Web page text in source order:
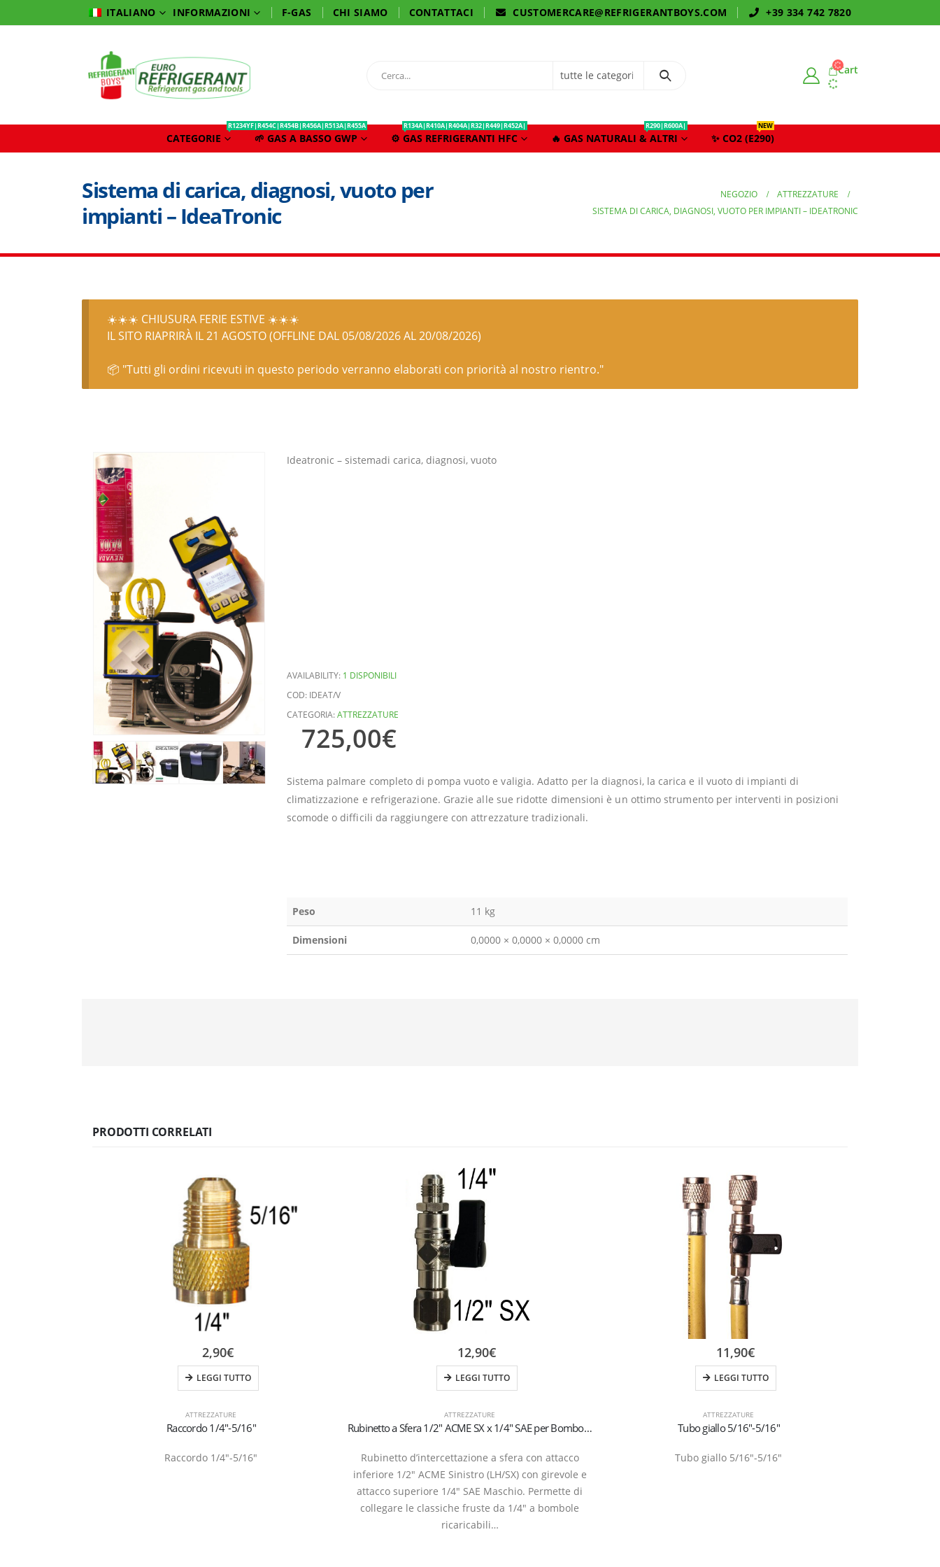
ITALIANO INFORMAZIONI F-GAS CHI SIAMO CONTATTACI CUSTOMERCARE@REFRIGERANTBOYS.COM +39 334 742 7820
Cart
CATEGORIE 🌱 GAS A BASSO GWP
R1234YF|R454C|R454B|R456A|R513A|R455A
⚙️ GAS REFRIGERANTI HFC
R134A|R410A|R404A|R32|R449|R452A|
🔥 GAS NATURALI & ALTRI
R290|R600A|
✨ CO2 (E290)
NEW
Sistema di carica, diagnosi, vuoto per
impianti – IdeaTronic
NEGOZIO
ATTREZZATURE
SISTEMA DI CARICA, DIAGNOSI, VUOTO PER IMPIANTI – IDEATRONIC
☀️☀️☀️ CHIUSURA FERIE ESTIVE ☀️☀️☀️
IL SITO RIAPRIRÀ IL 21 AGOSTO (OFFLINE DAL 05/08/2026 AL 20/08/2026)
📦 "Tutti gli ordini ricevuti in questo periodo verranno elaborati con priorità al nostro rientro."
Ideatronic – sistemadi carica, diagnosi, vuoto
AVAILABILITY: 1 DISPONIBILI
COD: IDEAT/V
CATEGORIA:ATTREZZATURE
725,00€
Sistema palmare completo di pompa vuoto e valigia. Adatto per la diagnosi, la carica e il vuoto di impianti di
climatizzazione e refrigerazione. Grazie alle sue ridotte dimensioni è un ottimo strumento per interventi in posizioni
scomode o difficili da raggiungere con attrezzature tradizionali.
Peso 11 kg
Dimensioni 0,0000 × 0,0000 × 0,0000 cm
PRODOTTI CORRELATI
ATTREZZATURE
Raccordo 1/4″-5/16″
Raccordo 1/4″-5/16″
2,90€
LEGGI TUTTO
ATTREZZATURE
Rubinetto a Sfera 1/2″ ACME SX x 1/4″ SAE per Bombole Ricaricabili (1-2 kg)
Rubinetto d’intercettazione a sfera con attacco
inferiore 1/2″ ACME Sinistro (LH/SX) con girevole e
attacco superiore 1/4″ SAE Maschio. Permette di
collegare le classiche fruste da 1/4″ a bombole
ricaricabili…
12,90€
LEGGI TUTTO
ATTREZZATURE
Tubo giallo 5/16″-5/16″
Tubo giallo 5/16″-5/16″
11,90€
LEGGI TUTTO